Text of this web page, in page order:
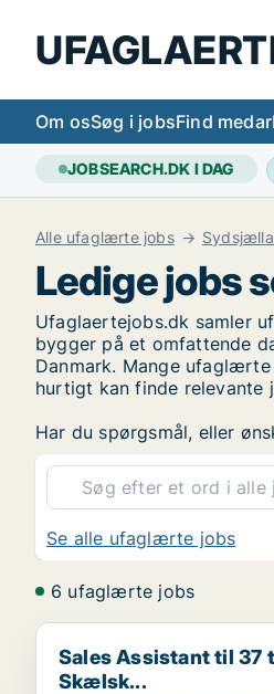
Om osSøg i jobsFind
JOBSEARCH.DK I DAG
Alle ufaglærte jobs
Ledige jobs
Ufaglaertejobs.dk samler
bygger på et omfattende
Danmark. Mange
hurtigt kan finde relevante
Har du spørgsmål, eller
Se alle ufaglærte jobs
6 ufaglærte jobs
Sales Assistant til 37
Sales Assistant til 37
Skælsk...